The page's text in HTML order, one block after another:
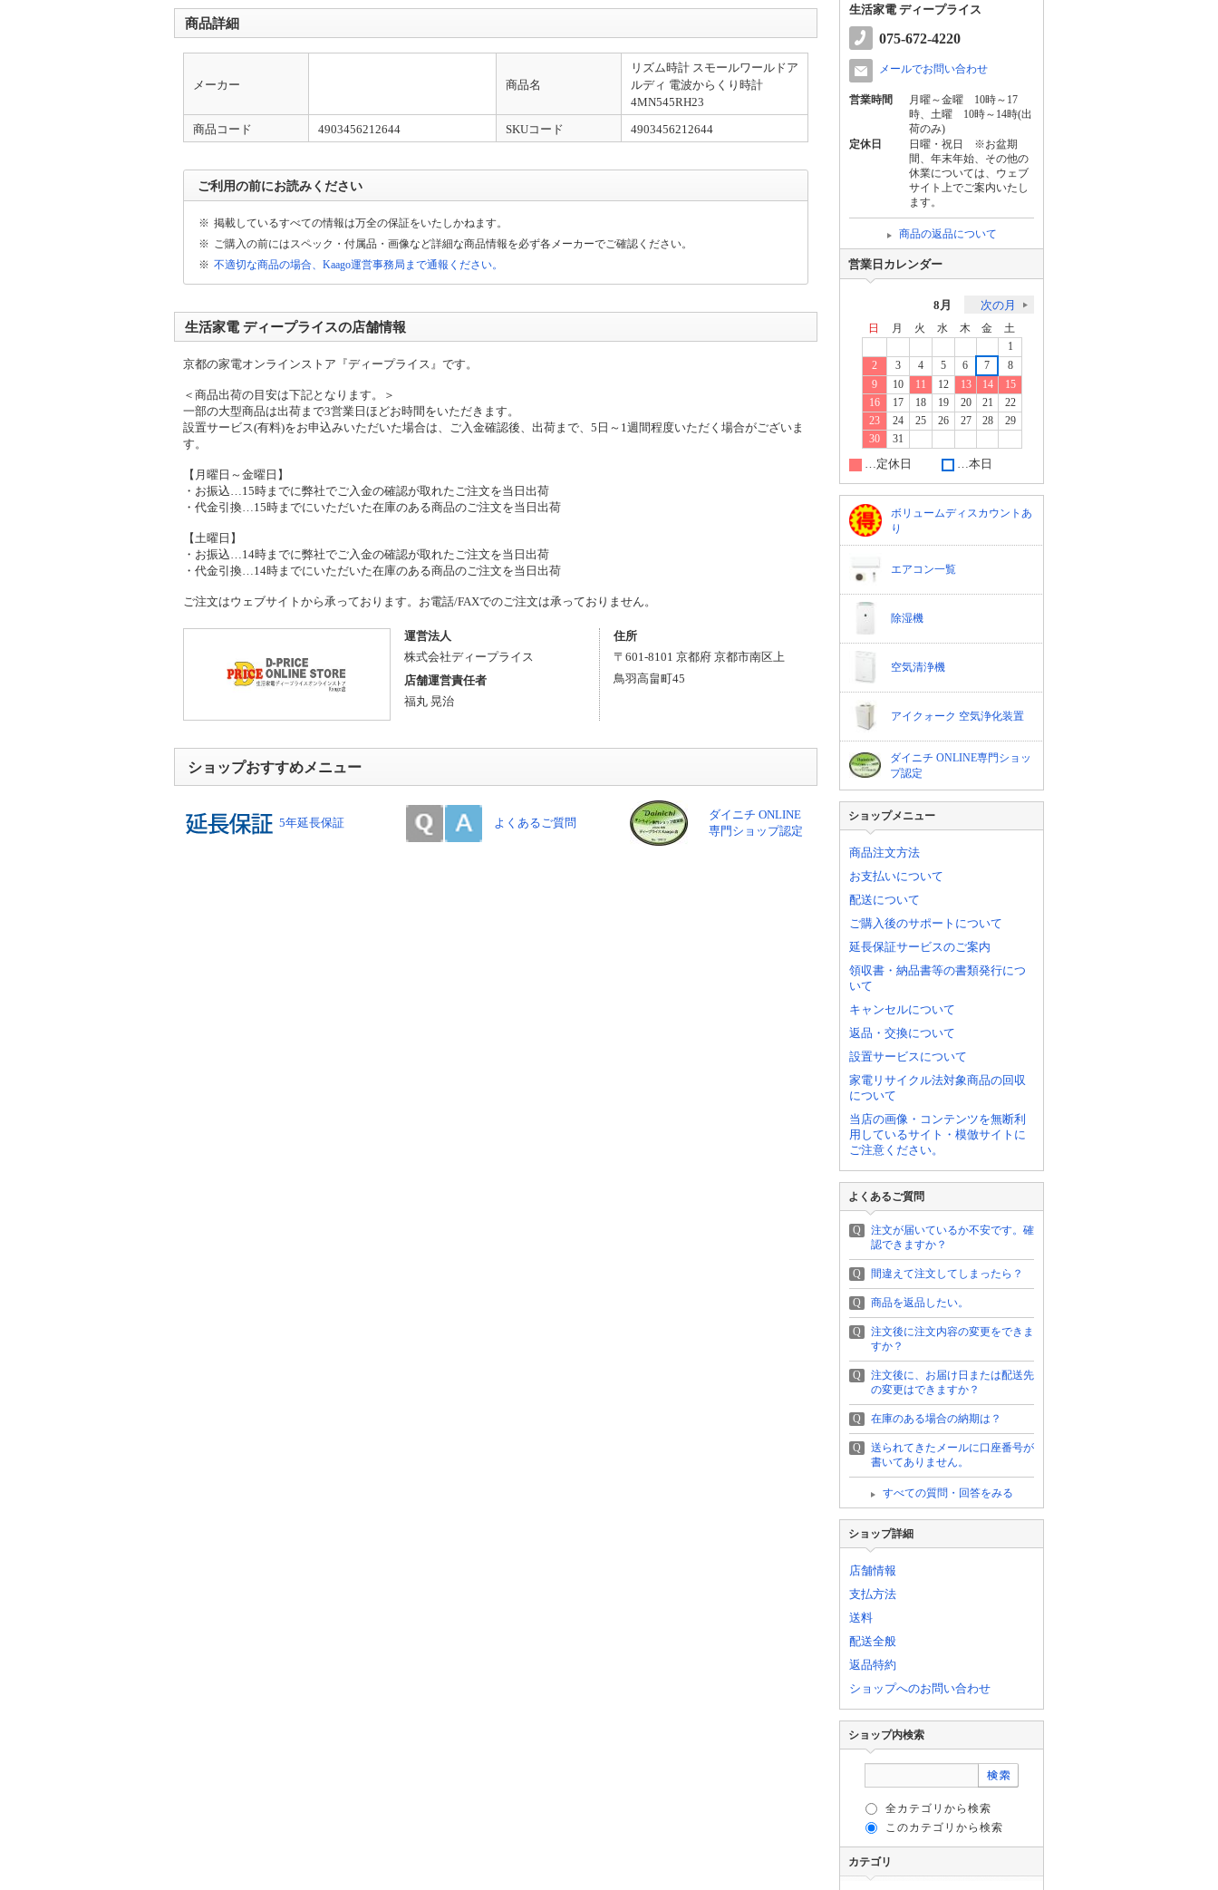
商品詳細
メーカー 商品名
リズム時計 スモールワールドア
ルディ 電波からくり時計
4MN545RH23
商品コード
4903456212644 SKUコード 4903456212644
ご利用の前にお読みください
※ 掲載しているすべての情報は万全の保証をいたしかねます。
※ ご購入の前にはスペック・付属品・画像など詳細な商品情報を必ず各メーカーでご確認ください。
※ 不適切な商品の場合、Kaago運営事務局まで通報ください。
生活家電 ディープライスの店舗情報
京都の家電オンラインストア『ディープライス』です。
＜商品出荷の目安は下記となります。＞
一部の大型商品は出荷まで3営業日ほどお時間をいただきます。
設置サービス(有料)をお申込みいただいた場合は、ご入金確認後、出荷まで、5日～1週間程度いただく場合がございま
す。
【月曜日～金曜日】
・お振込…15時までに弊社でご入金の確認が取れたご注文を当日出荷
・代金引換…15時までにいただいた在庫のある商品のご注文を当日出荷
【土曜日】
・お振込…14時までに弊社でご入金の確認が取れたご注文を当日出荷
・代金引換…14時までにいただいた在庫のある商品のご注文を当日出荷
ご注文はウェブサイトから承っております。お電話/FAXでのご注文は承っておりません。
運営法人
株式会社ディープライス
店舗運営責任者
福丸 晃治
住所
〒 601-8101 京都府 京都市南区上
鳥羽高畠町45
ショップおすすめメニュー
5年延長保証 よくあるご質問
ダイニチ ONLINE
専門ショップ認定
生活家電 ディープライス
075-672-4220
メールでお問い合わせ
営業時間
月曜～金曜 10時～17
時、土曜 10時～14時(出
荷のみ)
定休日
日曜・祝日 ※お盆期
間、年末年始、その他の
休業については、ウェブ
サイト上でご案内いたし
ます。
商品の返品について
営業日カレンダー
8月 次の月
日 月 火 水 木 金
土
1
2
3 4 5 6 7
8
9
10 11 12 13 14
15
16
17 18 19 20 21
22
23
24 25 26 27 28
29
30
31
…定休日 …本日
ボリュームディスカウントあ
り
エアコン一覧
除湿機
空気清浄機
アイクォーク 空気浄化装置
ダイニチ ONLINE専門ショッ
プ認定
ショップメニュー
商品注文方法
お支払いについて
配送について
ご購入後のサポートについて
延長保証サービスのご案内
領収書・納品書等の書類発行につ
いて
キャンセルについて
返品・交換について
設置サービスについて
家電リサイクル法対象商品の回収
について
当店の画像・コンテンツを無断利
用しているサイト・模倣サイトに
ご注意ください。
よくあるご質問
Q
注文が届いているか不安です。確
認できますか？
Q 間違えて注文してしまったら？
Q 商品を返品したい。
Q
注文後に注文内容の変更をできま
すか？
Q
注文後に、お届け日または配送先
の変更はできますか？
Q 在庫のある場合の納期は？
Q
送られてきたメールに口座番号が
書いてありません。
すべての質問・回答をみる
ショップ詳細
店舗情報
支払方法
送料
配送全般
返品特約
ショップへのお問い合わせ
ショップ内検索
全カテゴリから検索
このカテゴリから検索
カテゴリ